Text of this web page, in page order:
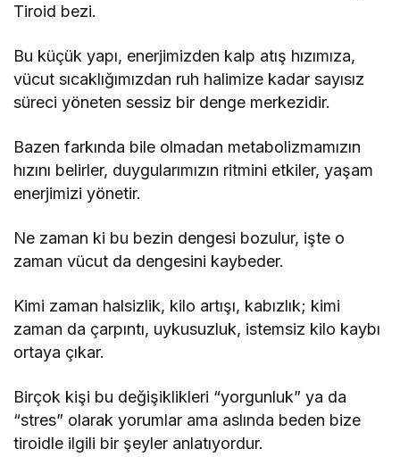
Tiroid bezi.
Bu küçük yapı, enerjimizden kalp atış hızımıza,
vücut sıcaklığımızdan ruh halimize kadar sayısız
süreci yöneten sessiz bir denge merkezidir.
Bazen farkında bile olmadan metabolizmamızın
hızını belirler, duygularımızın ritmini etkiler, yaşam
enerjimizi yönetir.
Ne zaman ki bu bezin dengesi bozulur, işte o
zaman vücut da dengesini kaybeder.
Kimi zaman halsizlik, kilo artışı, kabızlık; kimi
zaman da çarpıntı, uykusuzluk, istemsiz kilo kaybı
ortaya çıkar.
Birçok kişi bu değişiklikleri “yorgunluk” ya da
“stres” olarak yorumlar ama aslında beden bize
tiroidle ilgili bir şeyler anlatıyordur.